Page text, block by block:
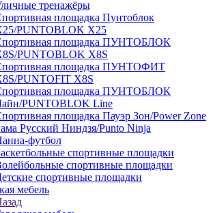
тренажёры
площадка Пунтоблок
PUNTOBLOK X25
площадка ПУНТОБЛОК
PUNTOBLOK X8S
площадка ПУНТОФИТ
PUNTOFIT X8S
площадка ПУНТОБЛОК
PUNTOBLOK Line
площадка Пауэр Зон/Power Zone
Русский Ниндзя/Punto Ninja
футбол
спортивные площадки
спортивные площадки
спортивные площадки
мебель